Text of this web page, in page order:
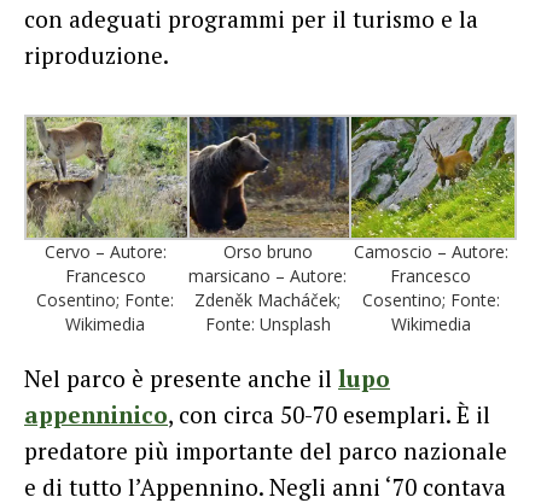
con adeguati programmi per il turismo e la
riproduzione.
Cervo – Autore:
Francesco
Cosentino; Fonte:
Wikimedia
Orso bruno
marsicano – Autore:
Zdeněk Macháček;
Fonte: Unsplash
Camoscio – Autore:
Francesco
Cosentino; Fonte:
Wikimedia
Nel parco è presente anche il lupo
appenninico, con circa 50-70 esemplari. È il
predatore più importante del parco nazionale
e di tutto l’Appennino. Negli anni ‘70 contava